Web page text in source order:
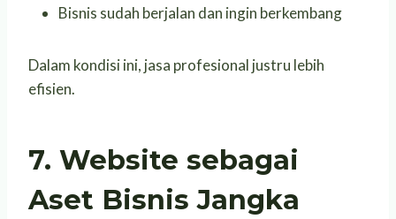
Bisnis sudah berjalan dan ingin berkembang
Dalam kondisi ini, jasa profesional justru lebih
efisien.
7. Website sebagai
Aset Bisnis Jangka